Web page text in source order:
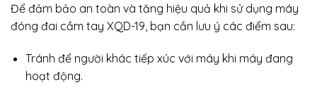
Để đảm bảo an toàn và tăng hiệu quả khi sử dụng máy
đóng đai cầm tay XQD-19, bạn cần lưu ý các điểm sau:
Tránh để người khác tiếp xúc với máy khi máy đang
hoạt động.